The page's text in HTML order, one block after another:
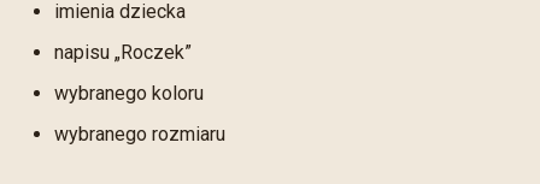
imienia dziecka
napisu „Roczek”
wybranego koloru
wybranego rozmiaru